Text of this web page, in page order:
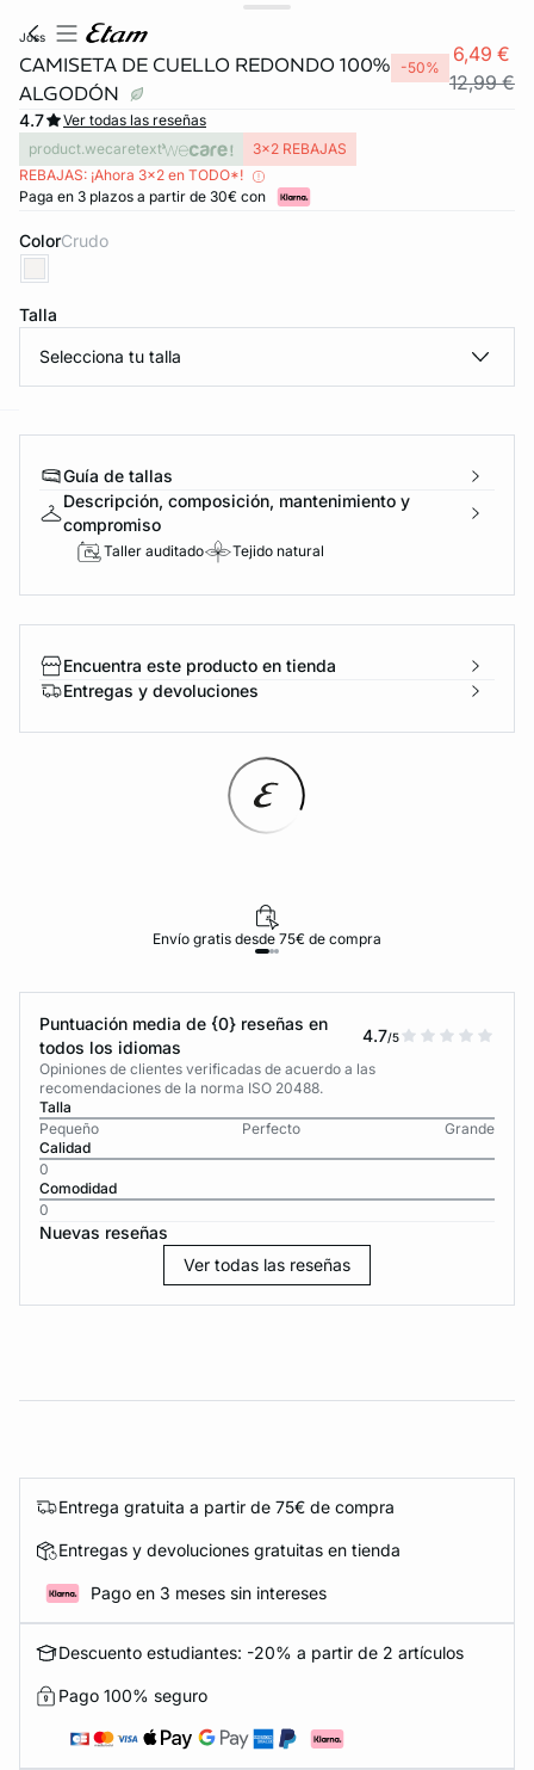
INVISIBLE
joss
CAMISETA DE CUELLO REDONDO 100%
ALGODÓN
-50%
6,49 €
12,99 €
4.7
Ver todas las reseñas
product.wecaretext
3x2 REBAJAS
REBAJAS: ¡Ahora 3x2 en TODO*!
Paga en 3 plazos a partir de 30€ con
Color crudo
Talla
Selecciona tu talla
Guía de tallas
Descripción, composición, mantenimiento y
compromiso
Taller auditado Tejido natural
Encuentra este producto en tienda
Entregas y devoluciones
Envío gratis desde 75€ de compra
Puntuación media de {0} reseñas en
todos los idiomas
4.7/5
Opiniones de clientes verificadas de acuerdo a las
recomendaciones de la norma ISO 20488.
Talla
Pequeño
Perfecto
Grande
Calidad
0
Comodidad
0
Nuevas reseñas
Ver todas las reseñas
Entrega gratuita a partir de 75€ de compra
Entregas y devoluciones gratuitas en tienda
Pago en 3 meses sin intereses
Descuento estudiantes: -20% a partir de 2 artículos
Pago 100% seguro